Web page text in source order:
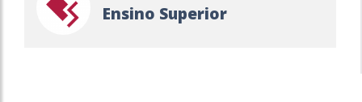
Ensino Superior